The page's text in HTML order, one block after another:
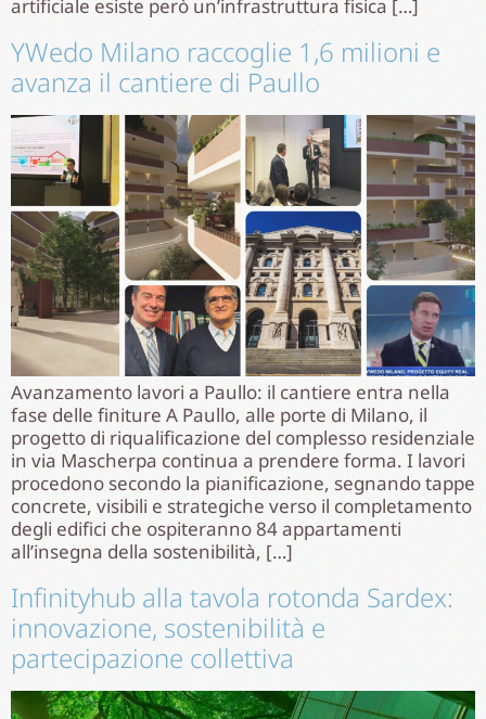
artificiale esiste però un’infrastruttura fisica […]
YWedo Milano raccoglie 1,6 milioni e
avanza il cantiere di Paullo
Avanzamento lavori a Paullo: il cantiere entra nella
fase delle finiture A Paullo, alle porte di Milano, il
progetto di riqualificazione del complesso residenziale
in via Mascherpa continua a prendere forma. I lavori
procedono secondo la pianificazione, segnando tappe
concrete, visibili e strategiche verso il completamento
degli edifici che ospiteranno 84 appartamenti
all’insegna della sostenibilità, […]
Infinityhub alla tavola rotonda Sardex:
innovazione, sostenibilità e
partecipazione collettiva